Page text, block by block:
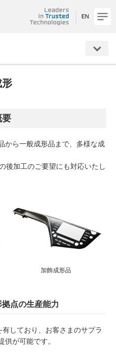
EN
形
要
から一般成形品まで、多様な成
後加工のご要望にも対応いたし
加飾成形品
点の生産能力
しており、お客さまのサプラ
供が可能です。